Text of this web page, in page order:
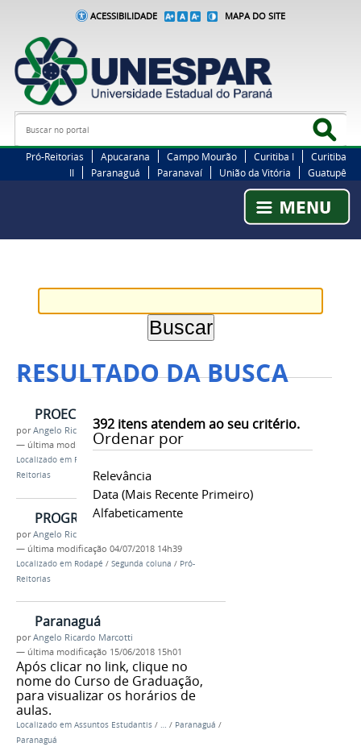
ACESSIBILIDADE MAPA DO SITE
Busca
Pró-Reitorias Apucarana Campo Mourão Curitiba I
Curitiba
II
Paranaguá Paranavaí União da Vitória Guatupê
RESULTADO DA BUSCA
392itens atendem ao seu critério.
Ordenar por
Relevância
Data (mais Recente Primeiro)
Alfabeticamente
PROEC
porAngelo Ricardo Marcotti
— última modificação04/07/2018 14h40
Localizado em Rodapé
Reitorias
PROGRAD
porAngelo Ricardo Marcotti
— última modificação 04/07/2018 14h39
Localizado em Rodapé / Segunda coluna / Pró-
Reitorias
Paranaguá
porAngelo Ricardo Marcotti
— última modificação 15/06/2018 15h01
Após clicar no link, clique no
nome do Curso de Graduação,
para visualizar os horários de
aulas.
Localizado em Assuntos Estudantis / … / Paranaguá /
Paranaguá